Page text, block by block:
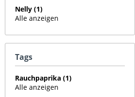
Nelly (1)
Alle anzeigen
Tags
Rauchpaprika (1)
Alle anzeigen